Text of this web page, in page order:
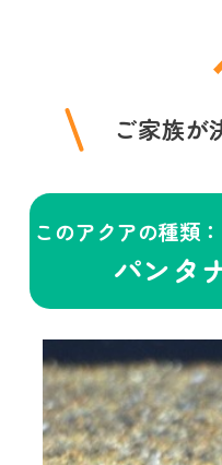
ご家族が
このアクアの種類
パンタ